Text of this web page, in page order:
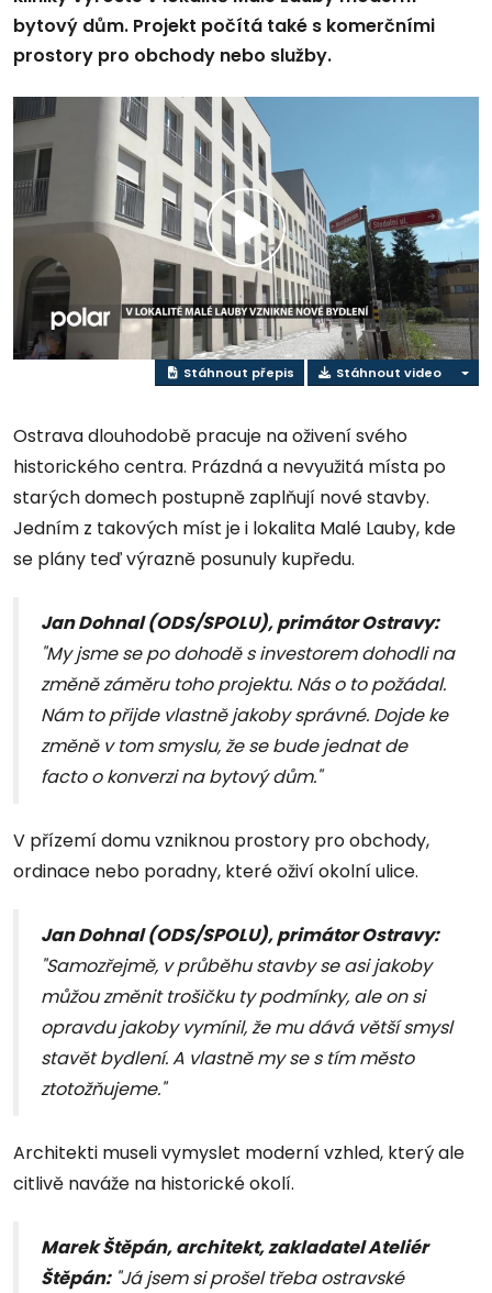
bytový dům. Projekt počítá také s komerčními
prostory pro obchody nebo služby.
Přehrát
video
Stáhnout přepis Stáhnout video
Ostrava dlouhodobě pracuje na oživení svého
historického centra. Prázdná a nevyužitá místa po
starých domech postupně zaplňují nové stavby.
Jedním z takových míst je i lokalita Malé Lauby, kde
se plány teď výrazně posunuly kupředu.
Jan Dohnal (ODS/SPOLU), primátor Ostravy:
"My jsme se po dohodě s investorem dohodli na
změně záměru toho projektu. Nás o to požádal.
Nám to přijde vlastně jakoby správné. Dojde ke
změně v tom smyslu, že se bude jednat de
facto o konverzi na bytový dům."
V přízemí domu vzniknou prostory pro obchody,
ordinace nebo poradny, které oživí okolní ulice.
Jan Dohnal (ODS/SPOLU), primátor Ostravy:
"Samozřejmě, v průběhu stavby se asi jakoby
můžou změnit trošičku ty podmínky, ale on si
opravdu jakoby vymínil, že mu dává větší smysl
stavět bydlení. A vlastně my se s tím město
ztotožňujeme."
Architekti museli vymyslet moderní vzhled, který ale
citlivě naváže na historické okolí.
Marek Štěpán, architekt, zakladatel Ateliér
Štěpán:"Já jsem si prošel třeba ostravské